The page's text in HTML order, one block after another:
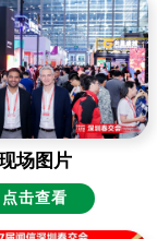
场图片
点击查看